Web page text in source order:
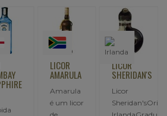
LICOR
AMARULA
Amarula
é um licor
LICOR
SHERIDAN'S
Licor